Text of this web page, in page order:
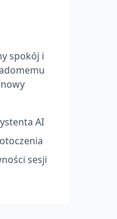
spokój i
AI
sesji